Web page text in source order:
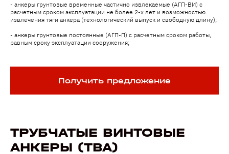
- анкеры грунтовые временные частично извлекаемые (АГП-ВИ) с
расчетным сроком эксплуатации не более 2-х лет и возможностью
извлечения тяги анкера (технологический выпуск и свободную длину);
- анкеры грунтовые постоянные (АГП-П) с расчетным сроком работы,
равным сроку эксплуатации сооружения;
Получить предложение
ТРУБЧАТЫЕ ВИНТОВЫЕ
АНКЕРЫ (ТВА)